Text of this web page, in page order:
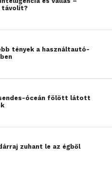
távolít?
tények a használtautó-
óceán fölött látott
zuhant le az égből